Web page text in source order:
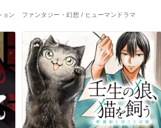
ョン ファンタジー・幻想 / ヒューマンドラマ